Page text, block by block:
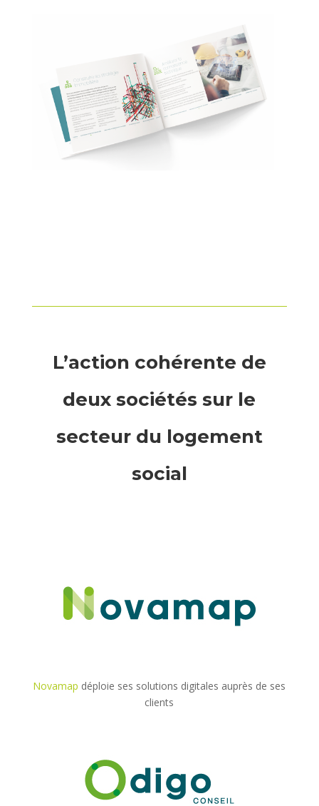
L’action cohérente de
deux sociétés sur le
secteur du logement
social
Novamap déploie ses solutions digitales auprès de ses
clients